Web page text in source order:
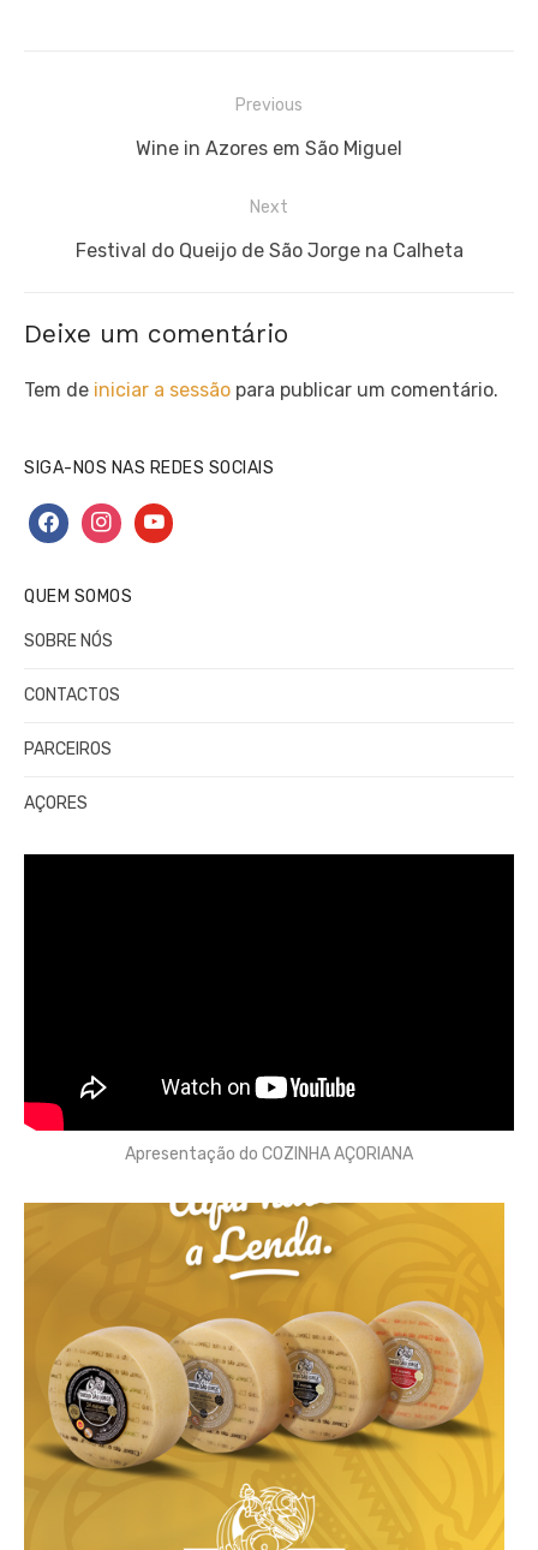
Previous
Previous
Wine in Azores em São Miguel
Next
Next
Festival do Queijo de São Jorge na Calheta
Deixe um comentário
Tem de iniciar a sessão para publicar um comentário.
SIGA-NOS NAS REDES SOCIAIS
facebookinstagramyoutube
QUEM SOMOS
SOBRE NÓS
CONTACTOS
PARCEIROS
AÇORES
Apresentação do COZINHA AÇORIANA